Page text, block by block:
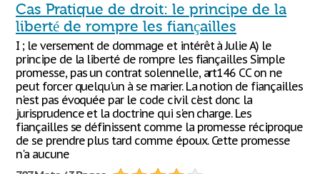
Cas Pratique de droit: le principe de la
liberté de rompre les fiançailles
I ; le versement de dommage et intérêt à Julie A) le
principe de la liberté de rompre les fiançailles Simple
promesse, pas un contrat solennelle, art146 CC on ne
peut forcer quelqu'un à se marier. La notion de fiançailles
n'est pas évoquée par le code civil c'est donc la
jurisprudence et la doctrine qui s'en charge. Les
fiançailles se définissent comme la promesse réciproque
de se prendre plus tard comme époux. Cette promesse
n'a aucune